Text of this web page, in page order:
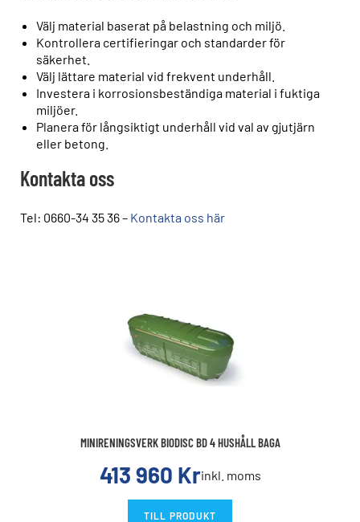
Välj material baserat på belastning och miljö.
Kontrollera certifieringar och standarder för
säkerhet.
Välj lättare material vid frekvent underhåll.
Investera i korrosionsbeständiga material i fuktiga
miljöer.
Planera för långsiktigt underhåll vid val av gjutjärn
eller betong.
Kontakta oss
Tel: 0660-34 35 36 – Kontakta oss här
MINIRENINGSVERK BIODISC BD 4 HUSHÅLL BAGA
413 960 Krinkl. moms
TILL PRODUKT